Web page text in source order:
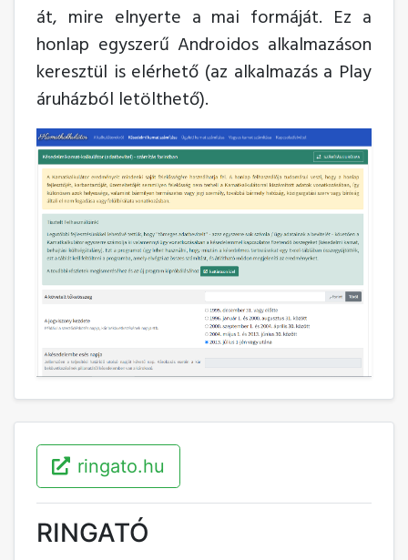
át, mire elnyerte a mai formáját. Ez a
honlap egyszerű Androidos alkalmazáson
keresztül is elérhető (az alkalmazás a Play
áruházból letölthető).
ringato.hu
RINGATÓ